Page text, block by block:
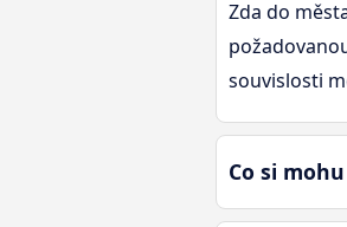
Zda do
souvislosti
Co si